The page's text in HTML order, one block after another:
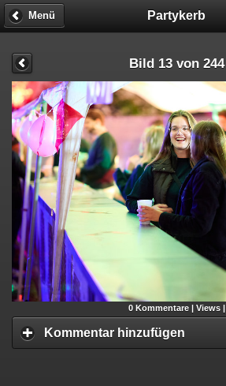
Partykerb
Menü
Bild 13 von 244
0Kommentare | Views |
Kommentar hinzufügen